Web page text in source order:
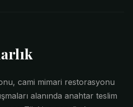
cami mimari restorasyonu
alanında anahtar teslim